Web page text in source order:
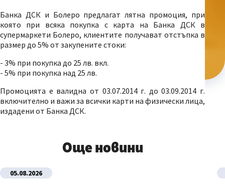
Банка ДСК и Болеро предлагат лятна промоция, при
която при всяка покупка с карта на Банка ДСК в
супермаркети Болеро, клиентите получават отстъпка в
размер до 5% от закупените стоки:
- 3% при покупка до 25 лв. вкл.
- 5% при покупка над 25 лв.
Промоцията е валидна от 03.07.2014 г. до 03.09.2014 г.
включително и важи за всички карти на физически лица,
издадени от Банка ДСК.
Още новини
05.08.2026